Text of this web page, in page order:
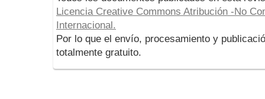
Licencia Creative Commons Atribución -No
Internacional.
Por lo que el envío, procesamiento y
totalmente gratuito.